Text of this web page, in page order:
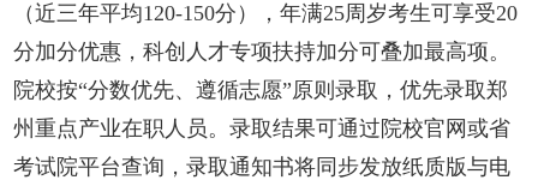
（近三年平均120-150分），年满25周岁考生可享受20
分加分优惠，科创人才专项扶持加分可叠加最高项。
院校按“分数优先、遵循志愿”原则录取，优先录取郑
州重点产业在职人员。录取结果可通过院校官网或省
考试院平台查询，录取通知书将同步发放纸质版与电